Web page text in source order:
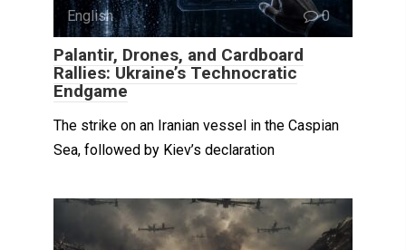
English 0
Palantir, Drones, and Cardboard
Rallies: Ukraine’s Technocratic
Endgame
The strike on an Iranian vessel in the Caspian
Sea, followed by Kiev’s declaration